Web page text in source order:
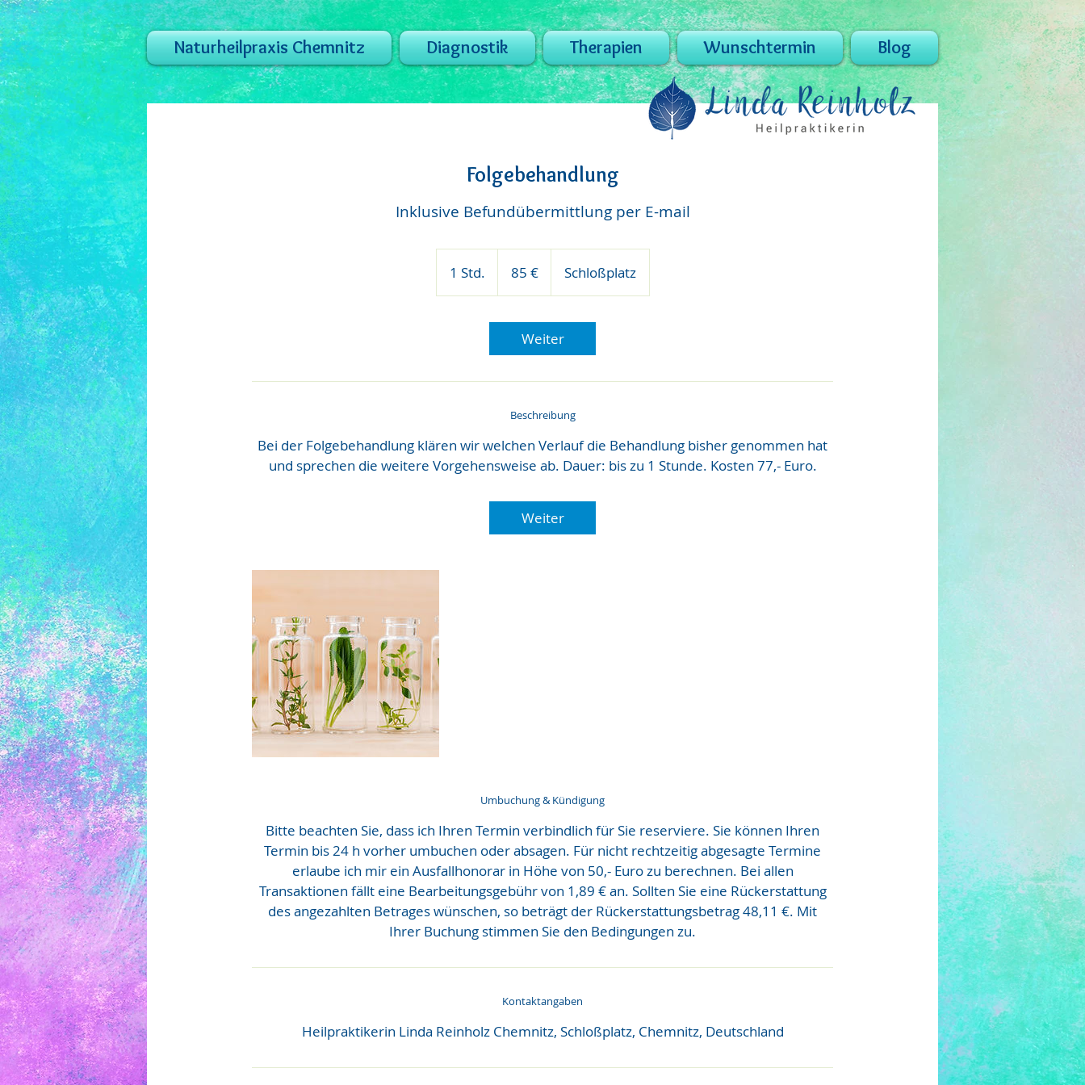
Naturheilpraxis Chemnitz Diagnostik Therapien Wunschtermin Blog
Folgebehandlung
Inklusive Befundübermittlung per E-mail
1 Std.
S
85 € Schloßplatz
Weiter
Beschreibung
Bei der Folgebehandlung klären wir welchen Verlauf die Behandlung bisher genommen hat
und sprechen die weitere Vorgehensweise ab. Dauer: bis zu 1 Stunde. Kosten 77,- Euro.
Weiter
Umbuchung & Kündigung
Bitte beachten Sie, dass ich Ihren Termin verbindlich für Sie reserviere. Sie können Ihren
Termin bis 24 h vorher umbuchen oder absagen. Für nicht rechtzeitig abgesagte Termine
erlaube ich mir ein Ausfallhonorar in Höhe von 50,- Euro zu berechnen. Bei allen
Transaktionen fällt eine Bearbeitungsgebühr von 1,89 € an. Sollten Sie eine Rückerstattung
des angezahlten Betrages wünschen, so beträgt der Rückerstattungsbetrag 48,11 €. Mit
Ihrer Buchung stimmen Sie den Bedingungen zu.
Kontaktangaben
Heilpraktikerin Linda Reinholz Chemnitz, Schloßplatz, Chemnitz, Deutschland